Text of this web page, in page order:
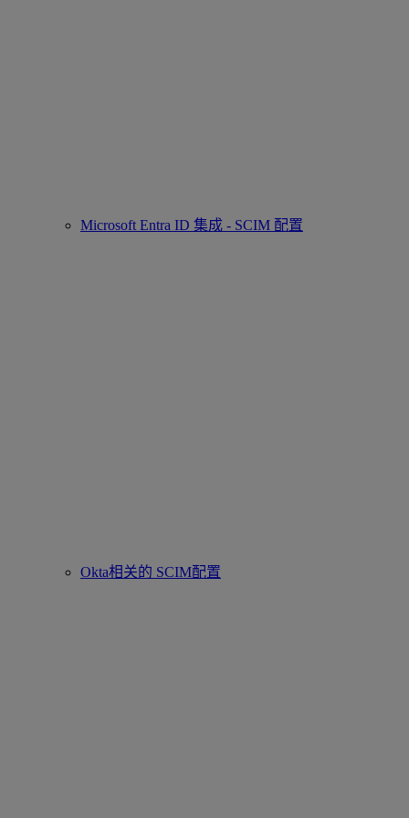
Microsoft Entra ID 集成 - SCIM 配置
Okta相关的 SCIM配置